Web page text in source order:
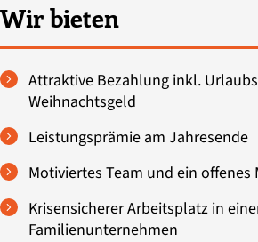
Wir bieten
Attraktive Bezahlung inkl.
Weihnachtsgeld
Leistungsprämie am Jahresende
Motiviertes Team und ein offenes
Krisensicherer Arbeitsplatz in
Familienunternehmen